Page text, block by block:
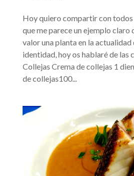
Hoy quiero compartir con
que me parece un ejemplo claro
valor una planta en la
identidad, hoy os hablaré de las
Collejas Crema de collejas 1
de collejas100...